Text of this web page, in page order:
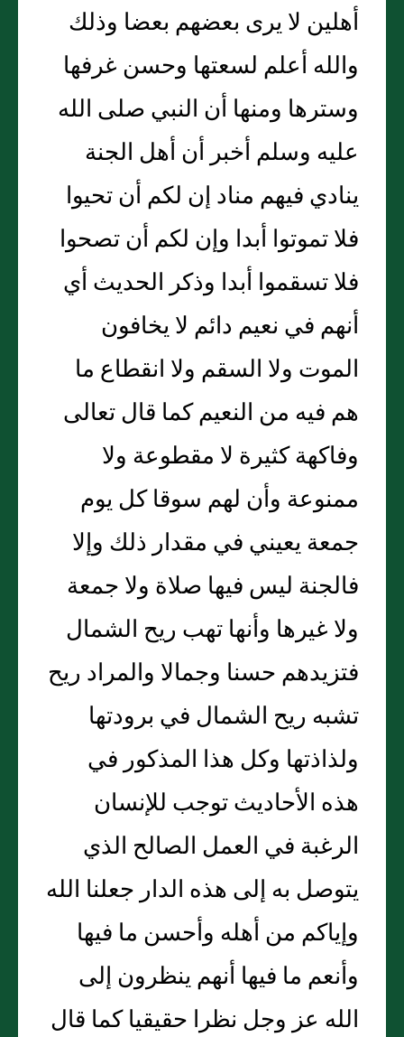
أهلين لا يرى بعضهم بعضا وذلك
والله أعلم لسعتها وحسن غرفها
وسترها ومنها أن النبي صلى الله
عليه وسلم أخبر أن أهل الجنة
ينادي فيهم مناد إن لكم أن تحيوا
فلا تموتوا أبدا وإن لكم أن تصحوا
فلا تسقموا أبدا وذكر الحديث أي
أنهم في نعيم دائم لا يخافون
الموت ولا السقم ولا انقطاع ما
هم فيه من النعيم كما قال تعالى
وفاكهة كثيرة لا مقطوعة ولا
ممنوعة وأن لهم سوقا كل يوم
جمعة يعيني في مقدار ذلك وإلا
فالجنة ليس فيها صلاة ولا جمعة
ولا غيرها وأنها تهب ريح الشمال
فتزيدهم حسنا وجمالا والمراد ريح
تشبه ريح الشمال في برودتها
ولذاذتها وكل هذا المذكور في
هذه الأحاديث توجب للإنسان
الرغبة في العمل الصالح الذي
يتوصل به إلى هذه الدار جعلنا الله
وإياكم من أهله وأحسن ما فيها
وأنعم ما فيها أنهم ينظرون إلى
الله عز وجل نظرا حقيقيا كما قال